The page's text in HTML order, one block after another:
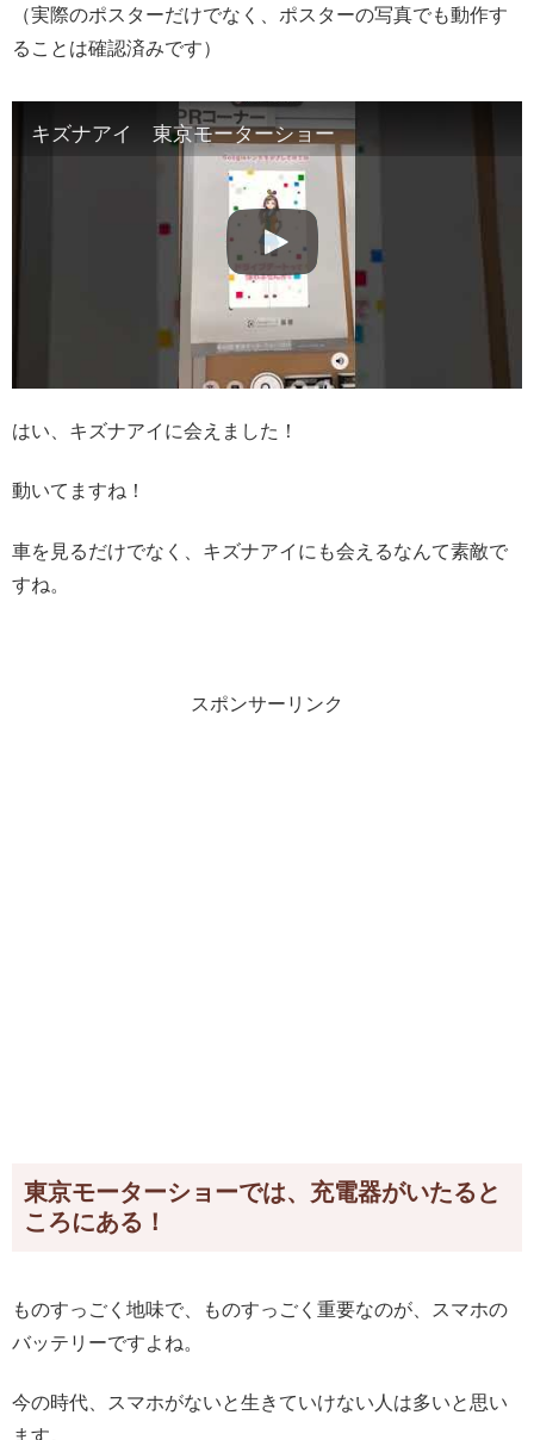
（実際のポスターだけでなく、ポスターの写真でも動作す
ることは確認済みです）
キズナアイ 東京モーターショー
はい、キズナアイに会えました！
動いてますね！
車を見るだけでなく、キズナアイにも会えるなんて素敵で
すね。
スポンサーリンク
東京モーターショーでは、充電器がいたると
ころにある！
ものすっごく地味で、ものすっごく重要なのが、スマホの
バッテリーですよね。
今の時代、スマホがないと生きていけない人は多いと思い